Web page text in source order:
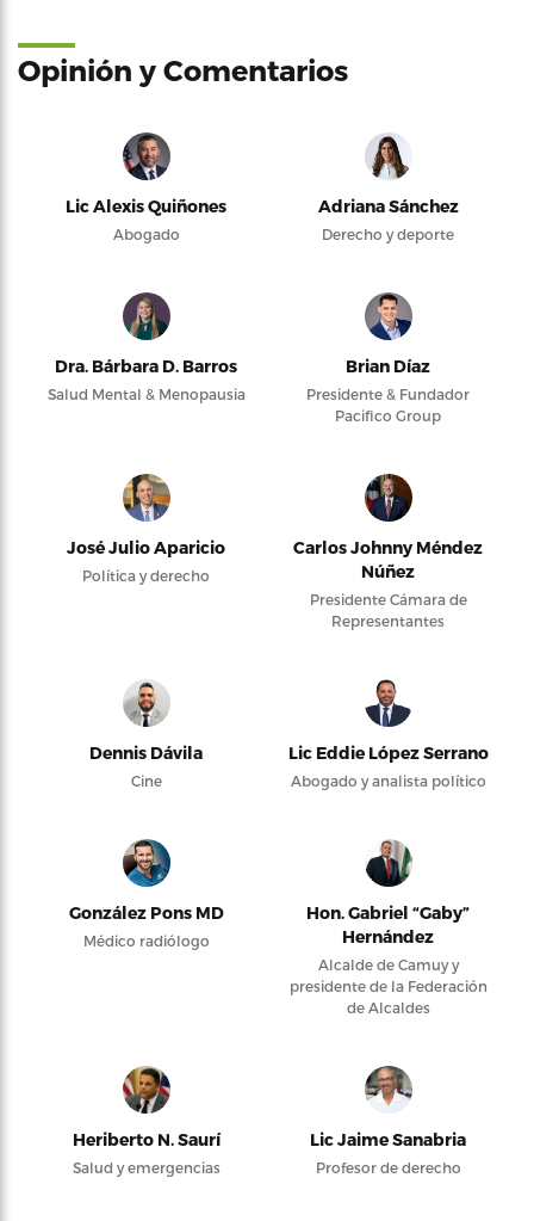
Opinión y Comentarios
Lic Alexis Quiñones
Abogado
Adriana Sánchez
Derecho y deporte
Dra. Bárbara D. Barros
Salud Mental & Menopausia
Brian Díaz
Presidente & Fundador
Pacifico Group
José Julio Aparicio
Política y derecho
Carlos Johnny Méndez
Núñez
Presidente Cámara de
Representantes
Dennis Dávila
Cine
Lic Eddie López Serrano
Abogado y analista político
González Pons MD
Médico radiólogo
Hon. Gabriel “Gaby”
Hernández
Alcalde de Camuy y
presidente de la Federación
de Alcaldes
Heriberto N. Saurí
Salud y emergencias
Lic Jaime Sanabria
Profesor de derecho